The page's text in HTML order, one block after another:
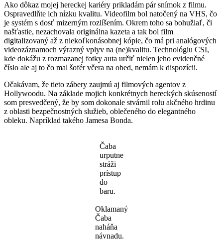
Ako dôkaz mojej hereckej kariéry prikladám pár snímok z filmu.
Ospravedlňte ich nízku kvalitu. Videofilm bol natočený na VHS, čo
je systém s dosť mizerným rozlíšením. Okrem toho sa bohužiaľ, či
našťastie, nezachovala originálna kazeta a tak bol film
digitalizovaný až z niekoľkonásobnej kópie, čo má pri analógových
videozáznamoch výrazný vplyv na (ne)kvalitu. Technológiu CSI,
kde dokážu z rozmazanej fotky auta určiť nielen jeho evidenčné
číslo ale aj to čo mal šofér včera na obed, nemám k dispozícii.
Očakávam, že tieto zábery zaujmú aj filmových agentov z
Hollywoodu. Na základe mojich konkrétnych hereckých skúseností
som presvedčený, že by som dokonale stvárnil rolu akčného hrdinu
z oblasti bezpečnostných služieb, oblečeného do elegantného
obleku. Napríklad takého Jamesa Bonda.
Čaba
urputne
stráži
prístup
do
baru.
Oklamaný
Čaba
naháňa
návnadu.